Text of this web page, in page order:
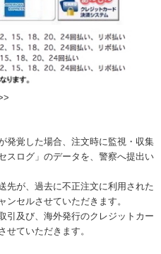
発覚した場合、注文時に監視・収集
スログ」のデータを、警察へ提出い
先が、過去に不正注文に利用された
セルさせていただきます。
引及び、海外発行のクレジットカー
せていただきます。